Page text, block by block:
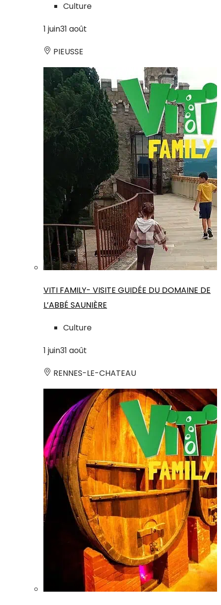
Culture
1 juin31 août
PIEUSSE
VITI FAMILY- VISITE GUIDÉE DU DOMAINE DE
L’ABBÉ SAUNIÈRE
Culture
1 juin31 août
RENNES-LE-CHATEAU